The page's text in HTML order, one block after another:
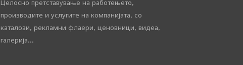
Целосно претставување на работењето,
производите и услугите на компанијата, со
каталози, рекламни флаери, ценовници, видеа,
галерија...